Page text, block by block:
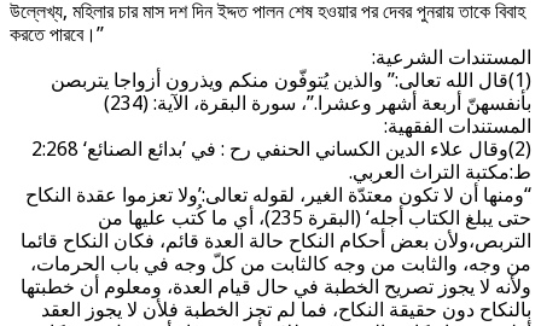
উল্লেখ্য, মহিলার চার মাস দশ দিন ইদ্দত পালন শেষ হওয়ার পর দেবর পুনরায় তাকে বিবাহ
করতে পারবে।”
المستندات الشرعية:
(1)قال الله تعالى:” والذين يُتوفّون منكم ويذرون أزواجا يتربصن
بأنفسهنّ أربعة أشهر وعشرا.”، سورة البقرة، الآية: (234)
المستندات الفقهية:
(2)وقال علاء الدين الكساني الحنفي رح : في ’بدائع الصنائع‘ 2:268
ط:مكتبة التراث العربي.
“ومنها أن لا تكون معتدّة الغير، لقوله تعالى:’ولا تعزموا عقدة النكاح
حتى يبلغ الكتاب أجله‘ (البقرة 235)، أي ما كُتب عليها من
التربص،ولأن بعض أحكام النكاح حالة العدة قائم، فكان النكاح قائما
من وجه، والثابت من وجه كالثابت من كلّ وجه في باب الحرمات،
ولأنه لا يجوز تصريح الخطبة في حال قيام العدة، ومعلوم أن خطبتها
بالنكاح دون حقيقة النكاح، فما لم تجز الخطبة فلأن لا يجوز العقد